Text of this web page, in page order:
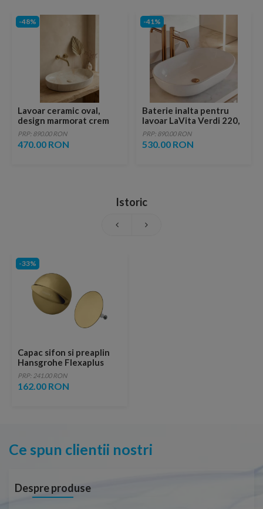
-48%
Lavoar ceramic oval,
design marmorat crem
lucios cu vene aurii,
ventil inclus
PRP: 890.00 RON
470.00 RON
-41%
Baterie inalta pentru
lavoar LaVita Verdi 220,
fara ventil, brushed
copper
PRP: 890.00 RON
530.00 RON
Istoric
-33%
Capac sifon si preaplin
Hansgrohe Flexaplus
auriu lucios
PRP: 241.00 RON
162.00 RON
Ce spun clientii nostri
Despre produse